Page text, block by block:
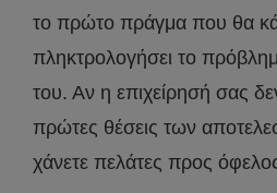
το πρώτο πράγμα που θα
πληκτρολογήσει το
του. Αν η επιχείρησή σας
πρώτες θέσεις των
χάνετε πελάτες προς